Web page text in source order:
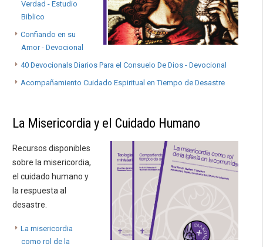
Verdad - Estudio
Biblico
Confiando en su
Amor - Devocional
40 Devocionals Diarios Para el Consuelo De Dios - Devocional
Acompañamiento Cuidado Espiritual en Tiempo de Desastre
La Misericordia y el Cuidado Humano
Recursos disponibles
sobre la misericordia,
el cuidado humano y
la respuesta al
desastre.
La misericordia
como rol de la